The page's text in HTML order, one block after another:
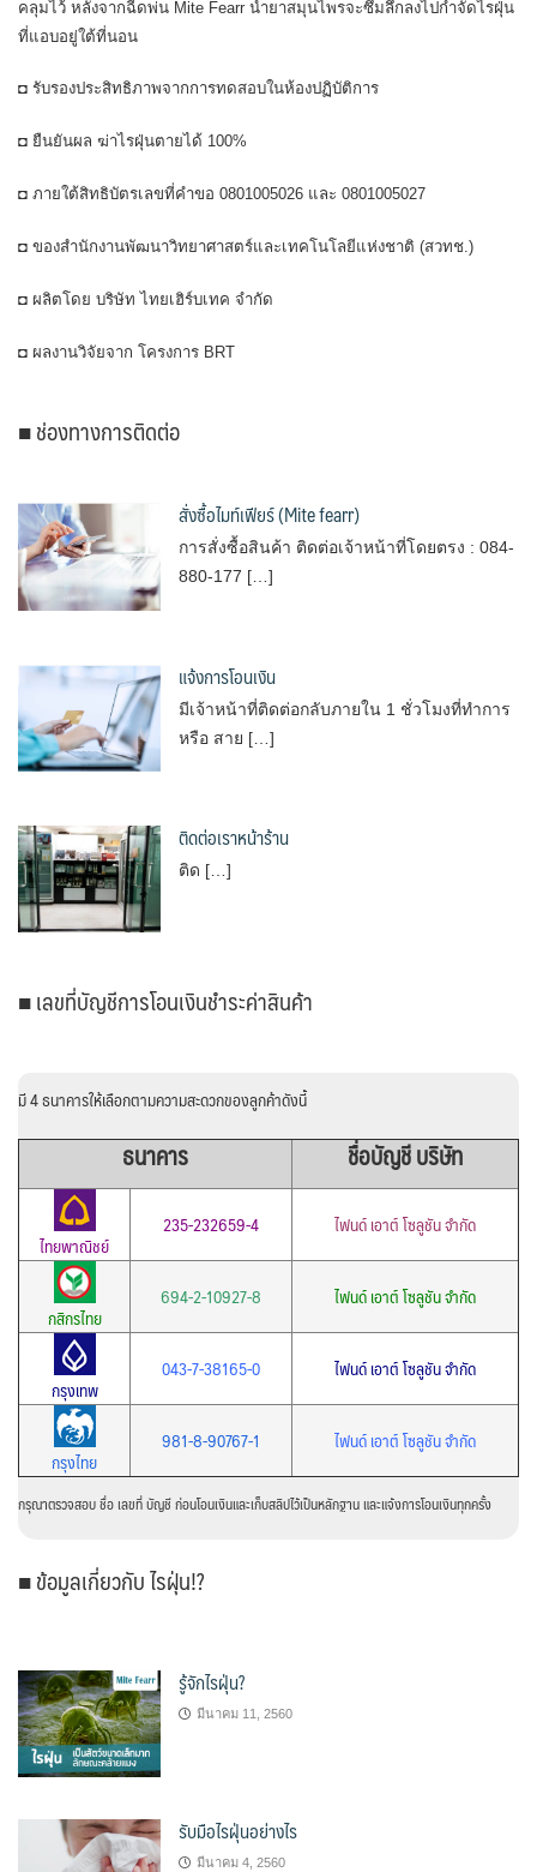
คลุมไว้ หลังจากฉีดพ่น Mite Fearr น้ำยาสมุนไพรจะซึมลึกลงไปกำจัดไรฝุ่น
ที่แอบอยู่ใต้ที่นอน
◘ รับรองประสิทธิภาพจากการทดสอบในห้องปฏิบัติการ
◘ ยืนยันผล ฆ่าไรฝุ่นตายได้ 100%
◘ ภายใต้สิทธิบัตรเลขที่คำขอ 0801005026 และ 0801005027
◘ ของสำนักงานพัฒนาวิทยาศาสตร์และเทคโนโลยีแห่งชาติ (สวทช.)
◘ ผลิตโดย บริษัท ไทยเฮิร์บเทค จำกัด
◘ ผลงานวิจัยจาก โครงการ BRT
■ ช่องทางการติดต่อ
สั่งซื้อไมท์เฟียร์ (Mite fearr)
การสั่งซื้อสินค้า ติดต่อเจ้าหน้าที่โดยตรง : 084-
880-177 […]
แจ้งการโอนเงิน
มีเจ้าหน้าที่ติดต่อกลับภายใน 1 ชั่วโมงที่ทำการ
หรือ สาย […]
ติดต่อเราหน้าร้าน
ติด […]
■ เลขที่บัญชีการโอนเงินชำระค่าสินค้า
มี 4 ธนาคารให้เลือกตามความสะดวกของลูกค้าดังนี้
ธนาคาร ชื่อบัญชี บริษัท
ไทยพาณิชย์
235-232659-4 ไฟนด์ เอาต์ โซลูชัน จำกัด
กสิกรไทย
694-2-10927-8 ไฟนด์ เอาต์ โซลูชัน จำกัด
กรุงเทพ
043-7-38165-0 ไฟนด์ เอาต์ โซลูชัน จำกัด
กรุงไทย
981-8-90767-1 ไฟนด์ เอาต์ โซลูชัน จำกัด
กรุณาตรวจสอบ ชื่อ เลขที่ บัญชี ก่อนโอนเงินและเก็บสลิปไว้เป็นหลักฐาน และแจ้งการโอนเงินทุกครั้ง
■ ข้อมูลเกี่ยวกับ ไรฝุ่น!?
รู้จักไรฝุ่น?
มีนาคม 11, 2560
รับมือไรฝุ่นอย่างไร
มีนาคม 4, 2560